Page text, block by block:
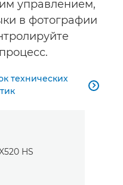
управлением,
в фотографии
технических
